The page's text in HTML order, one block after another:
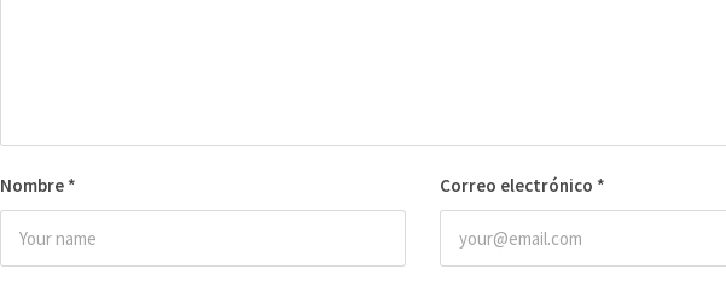
Nombre * Correo electrónico *